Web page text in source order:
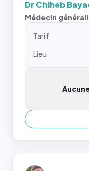
Dr Chiheb
Médecin
Tarif
Lieu